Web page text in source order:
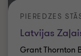
Latvijas
PIEREDZES
Grant Thornton